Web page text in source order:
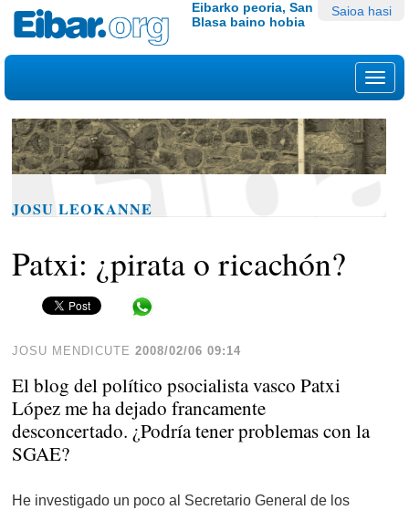
Edukira
salto
|
egin
nabigazioara
Tresna
pertsonalak
Saioa hasi
Eibarko peoria, San
Blasa baino hobia
JOSU LEOKANNE
Patxi: ¿pirata o ricachón?
JOSU MENDICUTE 2008/02/06 09:14
El blog del político psocialista vasco Patxi
López me ha dejado francamente
desconcertado. ¿Podría tener problemas con la
SGAE?
He investigado un poco al Secretario General de los